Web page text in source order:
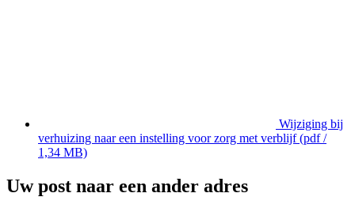
Wijziging bij
verhuizing naar een instelling voor zorg met verblijf(pdf /
1,34 MB)
Uw post naar een ander adres